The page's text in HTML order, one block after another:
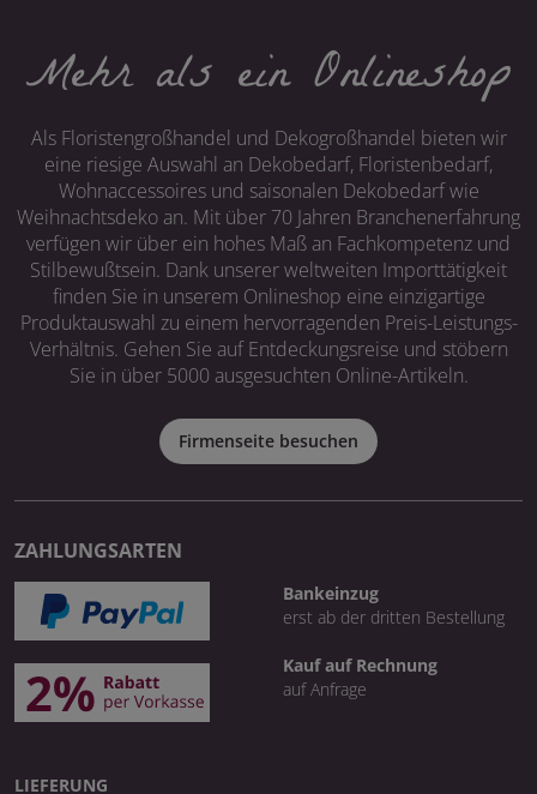
Mehr als ein Onlineshop
Als Floristengroßhandel und Dekogroßhandel bieten wir
eine riesige Auswahl an Dekobedarf, Floristenbedarf,
Wohnaccessoires und saisonalen Dekobedarf wie
Weihnachtsdeko an. Mit über 70 Jahren Branchenerfahrung
verfügen wir über ein hohes Maß an Fachkompetenz und
Stilbewußtsein. Dank unserer weltweiten Importtätigkeit
finden Sie in unserem Onlineshop eine einzigartige
Produktauswahl zu einem hervorragenden Preis-Leistungs-
Verhältnis. Gehen Sie auf Entdeckungsreise und stöbern
Sie in über 5000 ausgesuchten Online-Artikeln.
Firmenseite besuchen
ZAHLUNGSARTEN
Bankeinzug
erst ab der dritten Bestellung
Kauf auf Rechnung
auf Anfrage
LIEFERUNG